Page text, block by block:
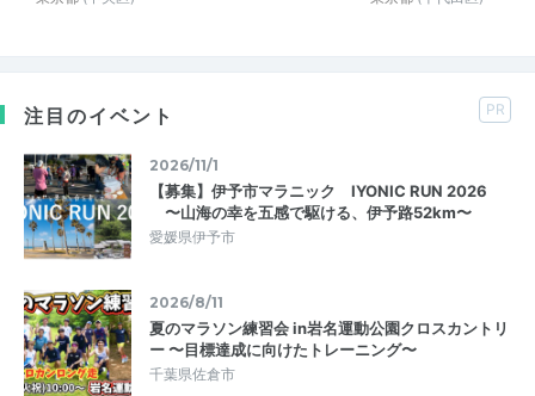
注目のイベント PR
2026/11/1
【募集】伊予市マラニック IYONIC RUN 2026
〜山海の幸を五感で駆ける、伊予路52km〜
愛媛県伊予市
2026/8/11
夏のマラソン練習会 in岩名運動公園クロスカントリ
ー 〜目標達成に向けたトレーニング〜
千葉県佐倉市